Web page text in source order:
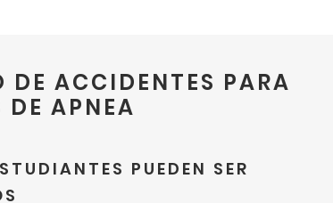
DE ACCIDENTES PARA
DE APNEA
PUEDEN SER